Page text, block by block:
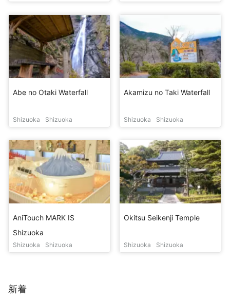
Abe no Otaki Waterfall
Shizuoka Shizuoka
Akamizu no Taki Waterfall
Shizuoka Shizuoka
AniTouch MARK IS
Shizuoka
Shizuoka Shizuoka
Okitsu Seikenji Temple
Shizuoka Shizuoka
新着